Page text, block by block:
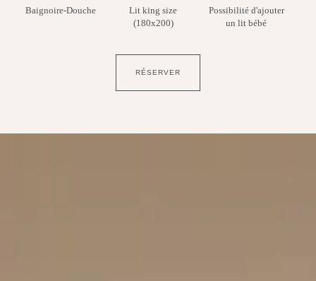
Baignoire-Douche
Lit king size
(180x200)
Possibilité d'ajouter
un lit bébé
RÉSERVER